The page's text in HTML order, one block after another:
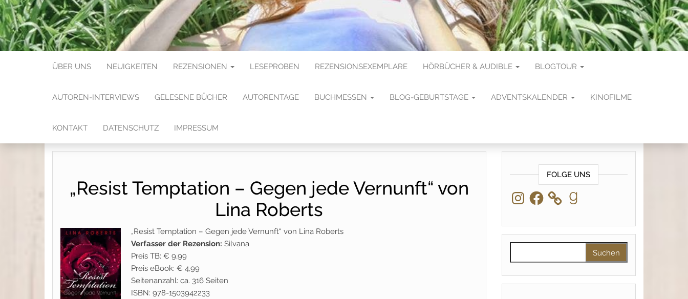
ÜBER UNS NEUIGKEITEN REZENSIONEN LESEPROBEN REZENSIONSEXEMPLARE HÖRBÜCHER & AUDIBLE BLOGTOUR
AUTOREN-INTERVIEWS GELESENE BÜCHER AUTORENTAGE BUCHMESSEN BLOG-GEBURTSTAGE ADVENTSKALENDER KINOFILME
KONTAKT DATENSCHUTZ IMPRESSUM
„Resist Temptation – Gegen jede Vernunft“ von
Lina Roberts
„Resist Temptation – Gegen jede Vernunft“ von Lina Roberts
Verfasser der Rezension: Silvana
Preis TB: € 9,99
Preis eBook: € 4,99
Seitenanzahl: ca. 316 Seiten
ISBN: 978-1503942233
FOLGE UNS
InstagramFacebook Goodreads